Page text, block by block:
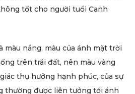
tốt cho người tuổi Canh
màu nắng, màu của ánh mặt trời
trên trái đất, nên màu vàng
thụ hưởng hạnh phúc, của sự
thường được liên tưởng tới ánh